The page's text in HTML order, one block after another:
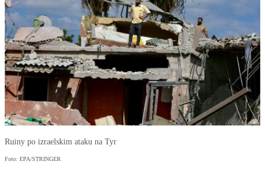
Ruiny po izraelskim ataku na Tyr
Foto: EPA/STRINGER